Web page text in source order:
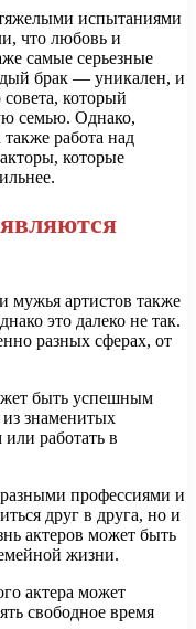
тяжелыми испытаниями
что любовь и
самые серьезные
брак — уникален, и
который
семью. Однако,
работа над
которые
мужья артистов также
это далеко не так.
разных сферах, от
быть успешным
знаменитых
работать в
профессиями и
друг в друга, но и
актеров может быть
жизни.
актера может
свободное время